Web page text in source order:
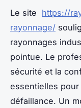
Le site https://
rayonnage/
rayonnages
pointue. Le
sécurité et la
essentielles
défaillance. Un